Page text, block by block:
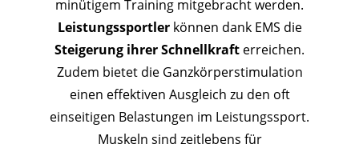
minütigem Training mitgebracht werden.
Leistungssportlerkönnen dank EMS die
Steigerung ihrer Schnellkraft erreichen.
Zudem bietet die Ganzkörperstimulation
einen effektiven Ausgleich zu den oft
einseitigen Belastungen im Leistungssport.
Muskeln sind zeitlebens für